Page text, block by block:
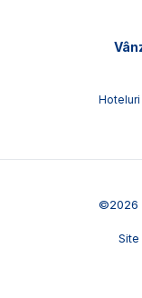
Hoteluri
©2026